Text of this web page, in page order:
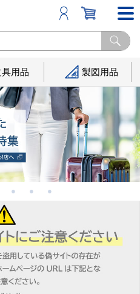
具用品 製図用品